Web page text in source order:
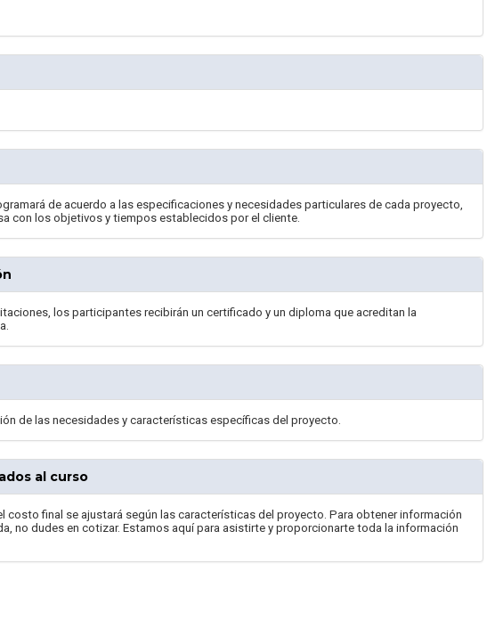
de acuerdo a las especificaciones y necesidades particulares de cada proyecto,
con los objetivos y tiempos establecidos por el cliente.
los participantes recibirán un certificado y un diploma que acreditan la
de las necesidades y características específicas del proyecto.
al curso
costo final se ajustará según las características del proyecto. Para obtener información
no dudes en cotizar. Estamos aquí para asistirte y proporcionarte toda la información